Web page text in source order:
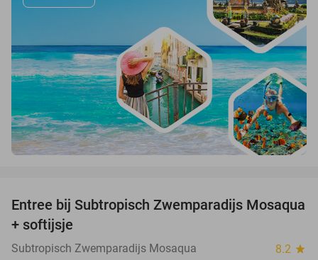
25%
Entree bij Subtropisch Zwemparadijs Mosaqua
+ softijsje
Subtropisch Zwemparadijs Mosaqua 8.2 star